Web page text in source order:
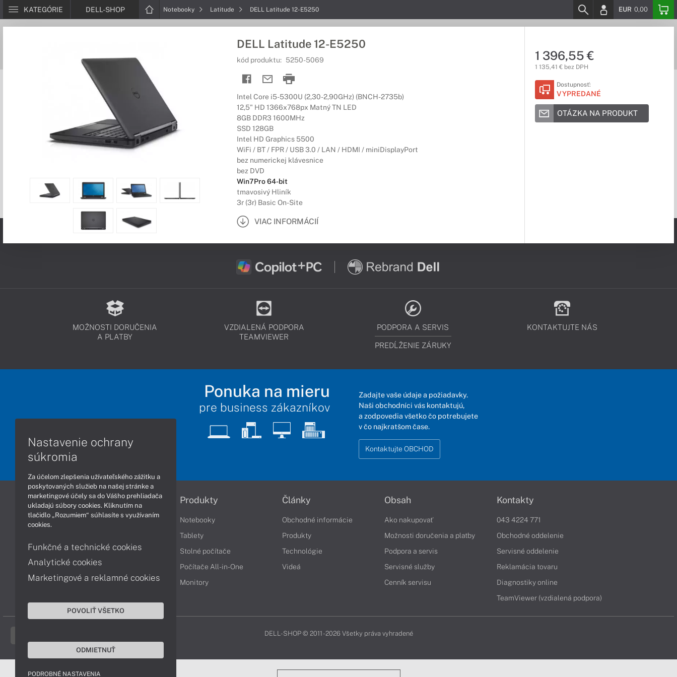
KATEGÓRIE DELL-SHOP Notebooky Latitude DELL Latitude 12-E5250 EUR 0,00
DELL Latitude 12-E5250
kód produktu: 5250-5069
Intel Core i5-5300U (2,30-2,90GHz) (BNCH-2735b)
12,5" HD 1366x768px Matný TN LED
8GB DDR3 1600MHz
SSD 128GB
Intel HD Graphics 5500
WiFi / BT / FPR / USB 3.0 / LAN / HDMI / miniDisplayPort
bez numerickej klávesnice
bez DVD
Win7Pro 64-bit
tmavosivý Hliník
3r (3r) Basic On-Site
VIAC INFORMÁCIÍ
1 396,55 €
1 135,41 € bez DPH
Dostupnosť:
VYPREDANÉ
OTÁZKA NA PRODUKT
MOŽNOSTI DORUČENIA
A PLATBY
VZDIALENÁ PODPORA
TEAMVIEWER
PODPORA A SERVIS
PREDĹŽENIE ZÁRUKY
KONTAKTUJTE NÁS
Ponuka na mieru
pre business zákazníkov
Zadajte vaše údaje a požiadavky.
Naši obchodníci vás kontaktujú,
a zodpovedia všetko čo potrebujete
v čo najkratšom čase.
Kontaktujte OBCHOD
Informácie
Obchodné podmienky
Ochrana osobných údajov
Vrátenie tovaru
Vyhlásenie o prístupnosti
Produkty
Notebooky
Tablety
Stolné počítače
Počítače All-in-One
Monitory
Články
Obchodné informácie
Produkty
Technológie
Videá
Obsah
Ako nakupovať
Možnosti doručenia a platby
Podpora a servis
Servisné služby
Cenník servisu
Kontakty
043 4224 771
Obchodné oddelenie
Servisné oddelenie
Reklamácia tovaru
Diagnostiky online
TeamViewer (vzdialená podpora)
DELL-SHOP © 2011 - 2026 Všetky práva vyhradené
Nastavenie ochrany
súkromia
Za účelom zlepšenia užívateľského zážitku a
poskytovaných služieb na našej stránke a
marketingové účely sa do Vášho prehliadača
ukladajú súbory cookies. Kliknutím na
tlačidlo „Rozumiem“ súhlasíte s využívaním
cookies.
Funkčné a technické cookies
Analytické cookies
Marketingové a reklamné cookies
POVOLIŤ VŠETKO
ODMIETNUŤ
PODROBNÉ NASTAVENIA